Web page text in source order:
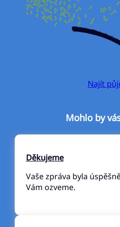
Najít
Mohlo by
Děkujeme
Vaše zpráva byla
Vám ozveme.